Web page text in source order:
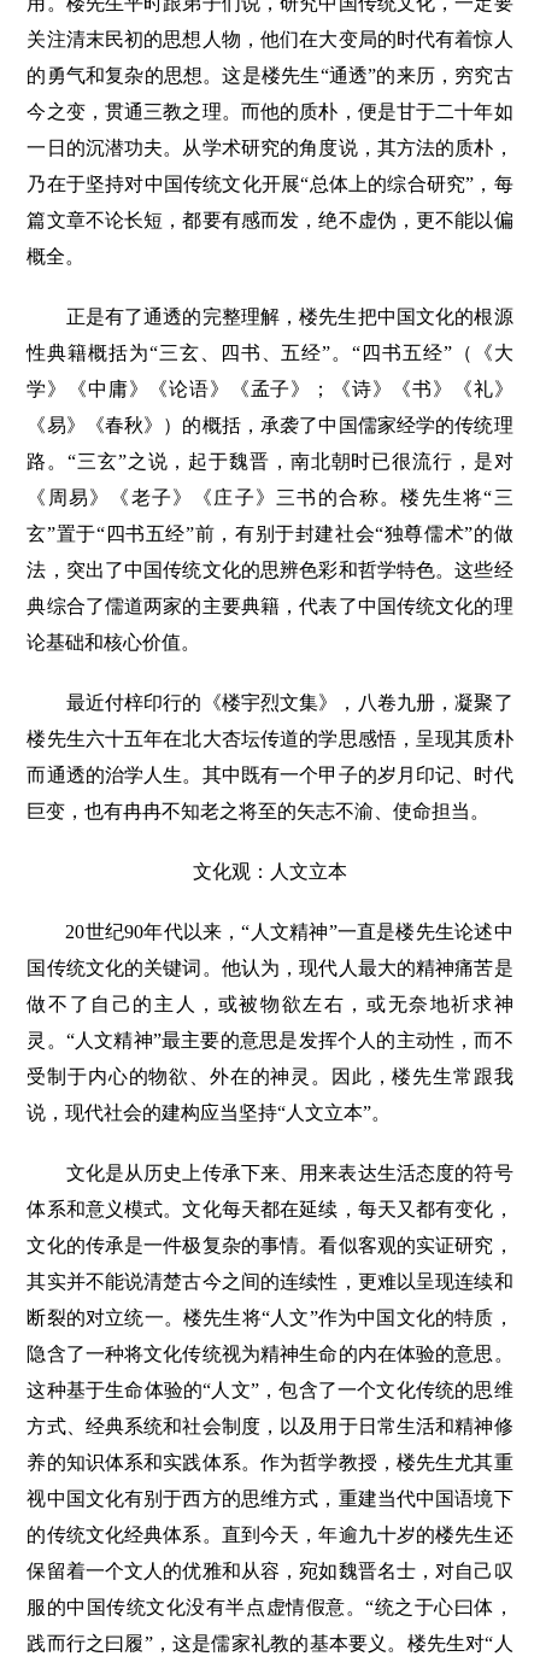
关注清末民初的思想人物，他们在大变局的时代有着惊人
的勇气和复杂的思想。这是楼先生“通透”的来历，穷究古
今之变，贯通三教之理。而他的质朴，便是甘于二十年如
一日的沉潜功夫。从学术研究的角度说，其方法的质朴，
乃在于坚持对中国传统文化开展“总体上的综合研究”，每
篇文章不论长短，都要有感而发，绝不虚伪，更不能以偏
概全。
正是有了通透的完整理解，楼先生把中国文化的根源
性典籍概括为“三玄、四书、五经”。“四书五经”（《大
学》《中庸》《论语》《孟子》；《诗》《书》《礼》
《易》《春秋》）的概括，承袭了中国儒家经学的传统理
路。“三玄”之说，起于魏晋，南北朝时已很流行，是对
《周易》《老子》《庄子》三书的合称。楼先生将“三
玄”置于“四书五经”前，有别于封建社会“独尊儒术”的做
法，突出了中国传统文化的思辨色彩和哲学特色。这些经
典综合了儒道两家的主要典籍，代表了中国传统文化的理
论基础和核心价值。
最近付梓印行的《楼宇烈文集》，八卷九册，凝聚了
楼先生六十五年在北大杏坛传道的学思感悟，呈现其质朴
而通透的治学人生。其中既有一个甲子的岁月印记、时代
巨变，也有冉冉不知老之将至的矢志不渝、使命担当。
文化观：人文立本
20世纪90年代以来，“人文精神”一直是楼先生论述中
国传统文化的关键词。他认为，现代人最大的精神痛苦是
做不了自己的主人，或被物欲左右，或无奈地祈求神
灵。“人文精神”最主要的意思是发挥个人的主动性，而不
受制于内心的物欲、外在的神灵。因此，楼先生常跟我
说，现代社会的建构应当坚持“人文立本”。
文化是从历史上传承下来、用来表达生活态度的符号
体系和意义模式。文化每天都在延续，每天又都有变化，
文化的传承是一件极复杂的事情。看似客观的实证研究，
其实并不能说清楚古今之间的连续性，更难以呈现连续和
断裂的对立统一。楼先生将“人文”作为中国文化的特质，
隐含了一种将文化传统视为精神生命的内在体验的意思。
这种基于生命体验的“人文”，包含了一个文化传统的思维
方式、经典系统和社会制度，以及用于日常生活和精神修
养的知识体系和实践体系。作为哲学教授，楼先生尤其重
视中国文化有别于西方的思维方式，重建当代中国语境下
的传统文化经典体系。直到今天，年逾九十岁的楼先生还
保留着一个文人的优雅和从容，宛如魏晋名士，对自己叹
服的中国传统文化没有半点虚情假意。“统之于心曰体，
践而行之曰履”，这是儒家礼教的基本要义。楼先生对“人